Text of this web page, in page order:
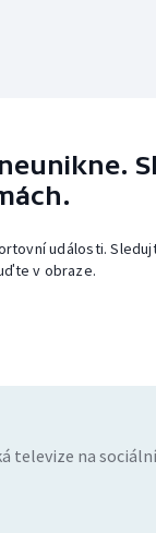
události.
v obraze.
televize na